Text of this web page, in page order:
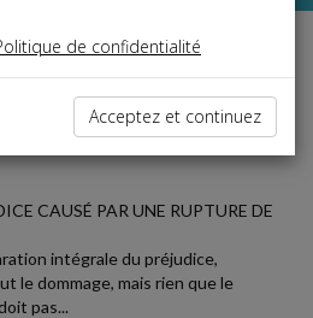
CAUSÉ PAR UNE RUPTURE DE
intégrale du préjudice,
le dommage, mais rien que le
pas...
de confidentialité
Acceptez et continuez